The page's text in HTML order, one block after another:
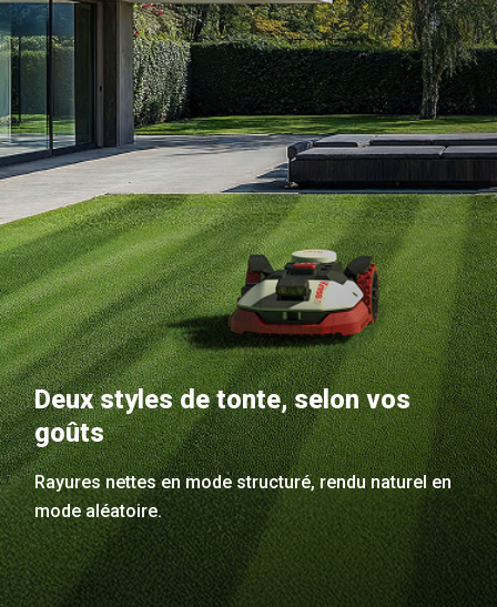
Deux styles de tonte, selon vos
goûts
Rayures nettes en mode structuré, rendu naturel en
mode aléatoire.